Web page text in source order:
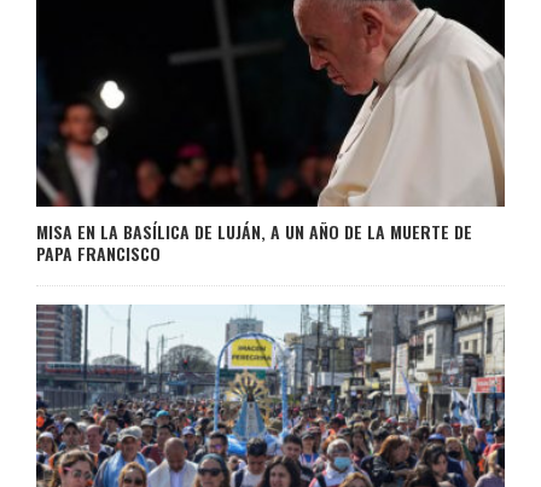
MISA EN LA BASÍLICA DE LUJÁN, A UN AÑO DE LA MUERTE DE
PAPA FRANCISCO